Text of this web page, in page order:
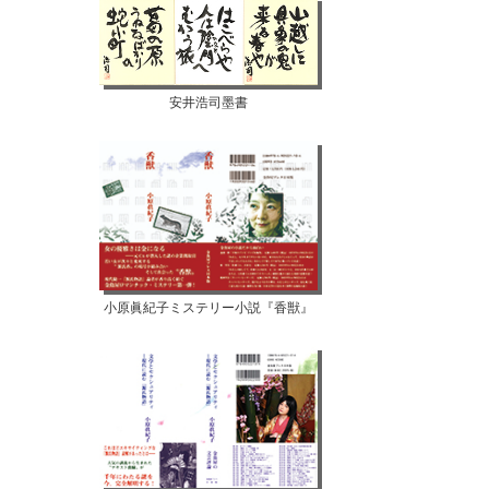
安井浩司墨書
小原眞紀子ミステリー小説『香獣』